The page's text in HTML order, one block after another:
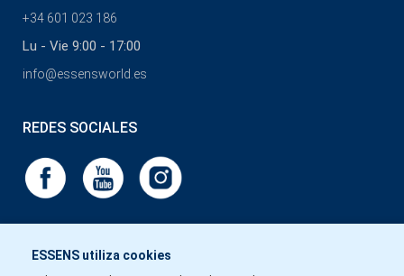
ESSENS utiliza cookies
+34 601 023 186
Lu - Vie 9:00 - 17:00
info@essensworld.es
REDES SOCIALES